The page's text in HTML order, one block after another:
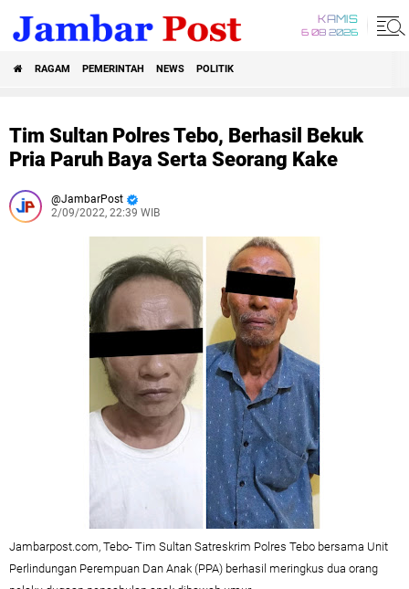
KAMIS
6 08 2026
RAGAM PEMERINTAH NEWS POLITIK
Tim Sultan Polres Tebo, Berhasil Bekuk
Pria Paruh Baya Serta Seorang Kake
JambarPost
2/09/2022, 22:39 WIB
Jambarpost.com, Tebo- Tim Sultan Satreskrim Polres Tebo bersama Unit
Perlindungan Perempuan Dan Anak (PPA) berhasil meringkus dua orang